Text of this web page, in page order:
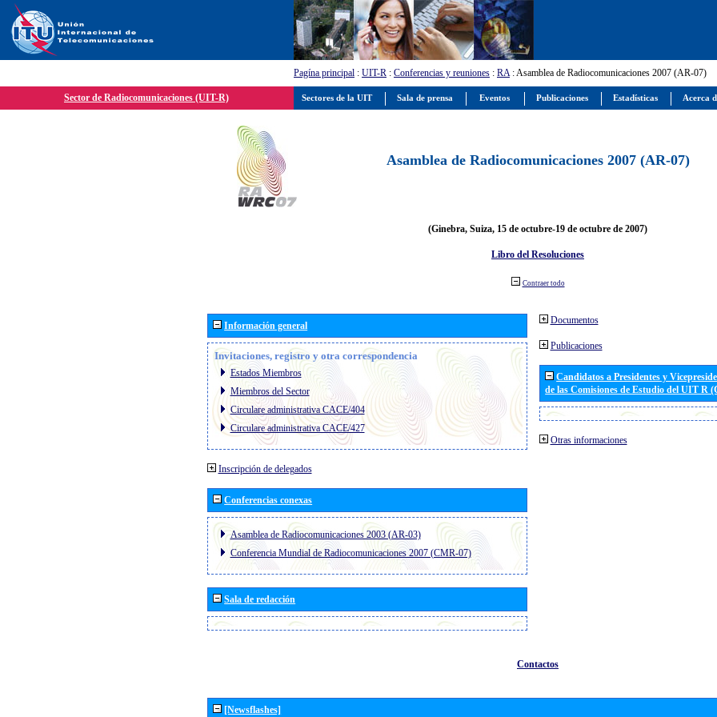
Pagína principal : UIT-R : Conferencias y reuniones : RA: Asamblea de Radiocomunicaciones 2007 (AR-07)
Sector de Radiocomunicaciones (UIT-R)
Asamblea de Radiocomunicaciones 2007 (AR-07)
(Ginebra, Suiza, 15 de octubre-19 de octubre de 2007)
Libro del Resoluciones
Contraer todo
Información general
Invitaciones, registro y otra correspondencia
Estados Miembros
Miembros del Sector
Circulare administrativa CACE/404
Circulare administrativa CACE/427
Inscripción de delegados
Conferencias conexas
Asamblea de Radiocomunicaciones 2003 (AR-03)
Conferencia Mundial de Radiocomunicaciones 2007 (CMR-07)
Sala de redacción
Documentos
Publicaciones
Candidatos a Presidentes y
de las Comisiones de Estudio del UIT R
Otras informaciones
Contactos
[Newsflashes]
Sectores de la UIT Sala de prensa Eventos Publicaciones Estadísticas Acerca